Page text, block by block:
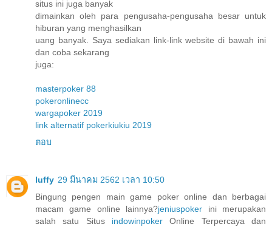
situs ini juga banyak
dimainkan oleh para pengusaha-pengusaha besar untuk
hiburan yang menghasilkan
uang banyak. Saya sediakan link-link website di bawah ini
dan coba sekarang
juga:
masterpoker 88
pokeronlinecc
wargapoker 2019
link alternatif pokerkiukiu 2019
ตอบ
luffy 29 มีนาคม 2562 เวลา 10:50
Bingung pengen main game poker online dan berbagai
macam game online lainnya?jeniuspoker ini merupakan
salah satu Situs indowinpoker Online Terpercaya dan